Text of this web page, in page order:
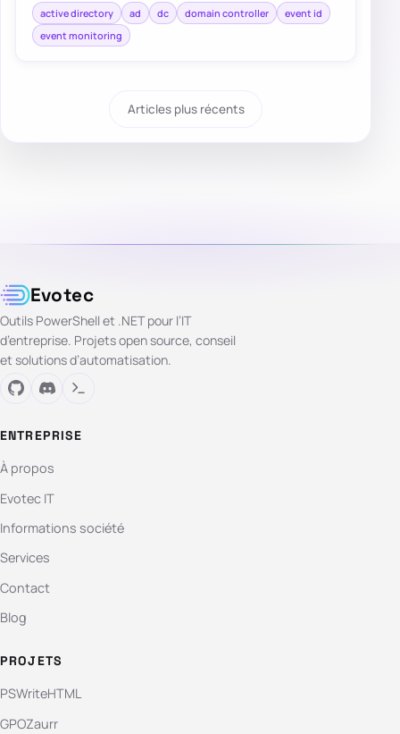
active directory ad dc domain controller
event id
event monitoring
Articles plus récents
Evotec
Outils PowerShell et .NET pour l’IT
d’entreprise. Projets open source, conseil
et solutions d’automatisation.
ENTREPRISE
À propos
Evotec IT
Informations société
Services
Contact
Blog
PROJETS
PSWriteHTML
GPOZaurr